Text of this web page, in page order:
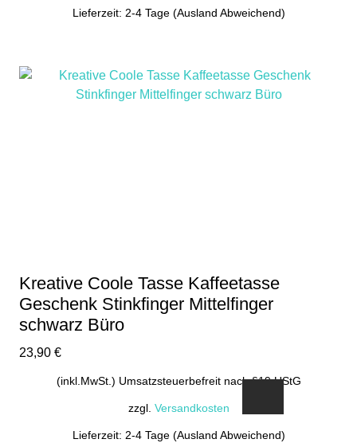
Lieferzeit: 2-4 Tage (Ausland Abweichend)
Kreative Coole Tasse Kaffeetasse
Geschenk Stinkfinger Mittelfinger
schwarz Büro
23,90 €
(inkl.MwSt.) Umsatzsteuerbefreit nach §19 UStG
zzgl. Versandkosten
Lieferzeit: 2-4 Tage (Ausland Abweichend)